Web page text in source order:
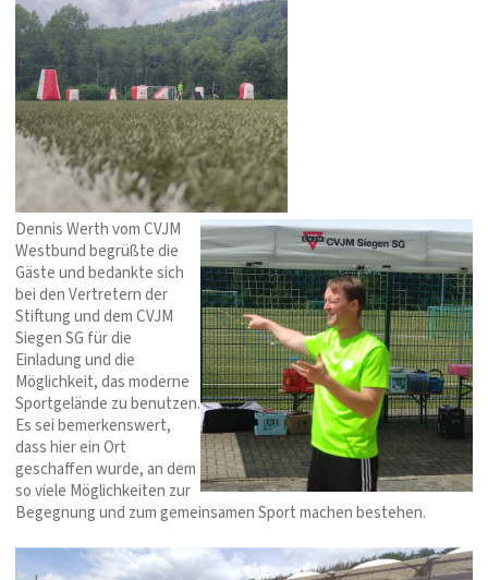
Dennis Werth vom CVJM
Westbund begrüßte die
Gäste und bedankte sich
bei den Vertretern der
Stiftung und dem CVJM
Siegen SG für die
Einladung und die
Möglichkeit, das moderne
Sportgelände zu benutzen.
Es sei bemerkenswert,
dass hier ein Ort
geschaffen wurde, an dem
so viele Möglichkeiten zur
Begegnung und zum gemeinsamen Sport machen bestehen.